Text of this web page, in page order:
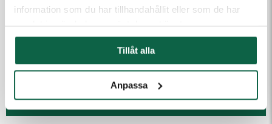
information som du har tillhandahållit eller som de har
Tillåt alla
Anpassa
(Fyll i email först) Dra och släpp eller klicka för att ladda
Kontakta mig